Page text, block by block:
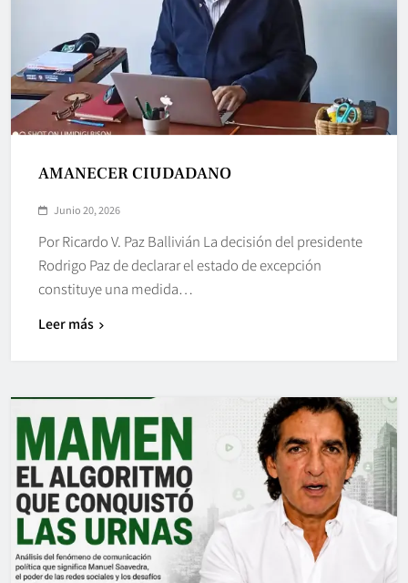
AMANECER CIUDADANO
Junio 20, 2026
Por Ricardo V. Paz Ballivián La decisión del presidente
Rodrigo Paz de declarar el estado de excepción
constituye una medida…
Leer más